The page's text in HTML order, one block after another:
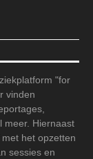
"for
vinden
meer. Hiernaast
het opzetten
sessies en